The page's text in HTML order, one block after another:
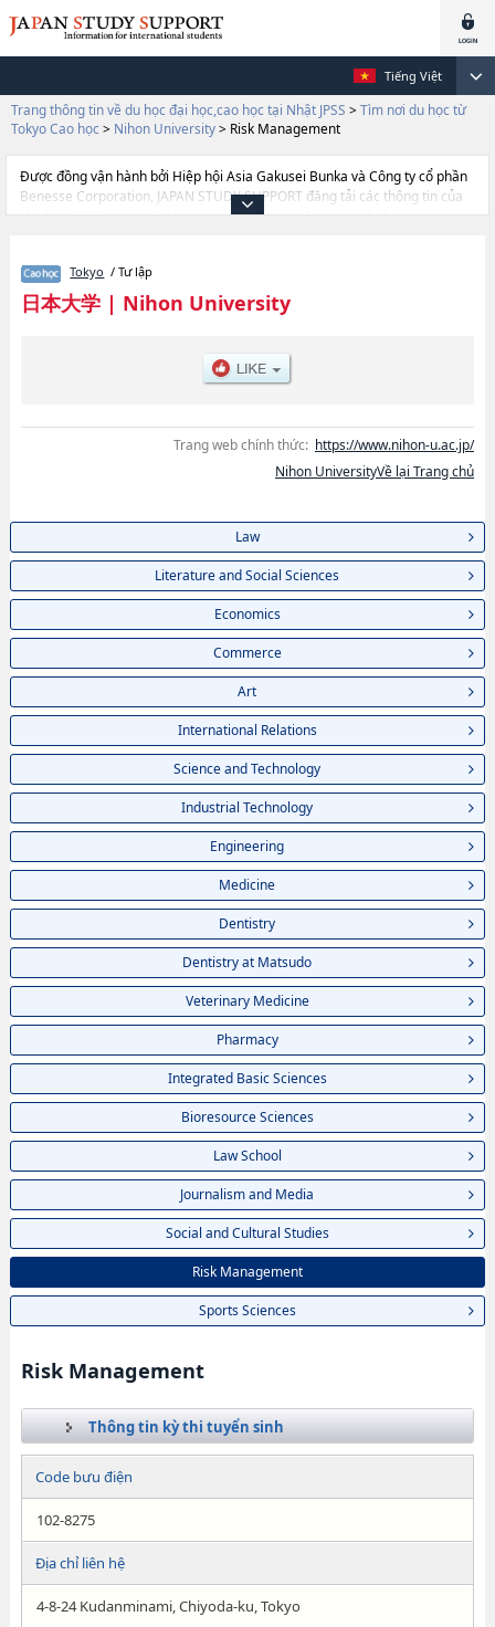
Tiếng Việt
Trang thông tin về du học đại học,cao học tại Nhật JPSS > Tìm nơi du học từ
Tokyo Cao học > Nihon University> Risk Management
Được đồng vận hành bởi Hiệp hội Asia Gakusei Bunka và Công ty cổ phần
Benesse Corporation, JAPAN STUDY SUPPORT đăng tải các thông tin của
khoảng 1.300 trường đại học, cao học, trường đại học ngắn hạn, trường
thiết dành cho du học sinh, như là về các LawhoặcLiterature and Social
ScienceshoặcEconomicshoặcCommercehoặcArthoặcInternational
RelationshoặcScience and TechnologyhoặcIndustrial
MatsudohoặcVeterinary MedicinehoặcPharmacyhoặcIntegrated Basic
ScienceshoặcBioresource ScienceshoặcLaw SchoolhoặcJournalism and
tuyển như số lượng tuyển sinh, số lượng trúng tuyển, cở sở trang thiết bị,
Tokyo / Tư lập
日本大学| Nihon University
Trang web chính thức: https://www.nihon-u.ac.jp/
Nihon UniversityVề lại Trang chủ
Law
Literature and Social Sciences
Economics
Commerce
Art
International Relations
Science and Technology
Industrial Technology
Engineering
Medicine
Dentistry
Dentistry at Matsudo
Veterinary Medicine
Pharmacy
Integrated Basic Sciences
Bioresource Sciences
Law School
Journalism and Media
Social and Cultural Studies
Risk Management
Sports Sciences
Risk Management
Thông tin kỳ thi tuyển sinh
Code bưu điện
102-8275
Địa chỉ liên hệ
4-8-24 Kudanminami, Chiyoda-ku, Tokyo